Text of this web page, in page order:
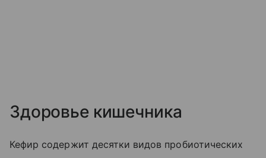
Здоровье кишечника
Кефир содержит десятки видов пробиотических